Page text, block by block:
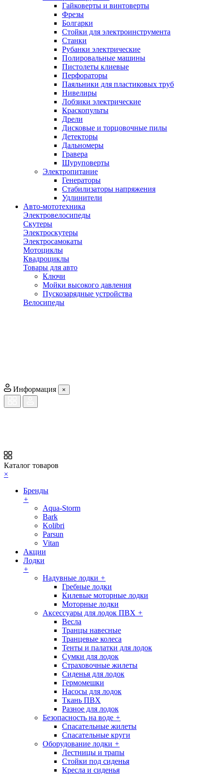
Гайковерты и винтоверты
Фрезы
Болгарки
Стойки для электроинструмента
Станки
Рубанки электрические
Полировальные машины
Пистолеты клиевые
Перфораторы
Паяльники для пластиковых труб
Нивелиры
Лобзики электрические
Краскопульты
Дрели
Дисковые и торцовочные пилы
Детекторы
Дальномеры
Гравера
Шуруповерты
Электропитание
Генераторы
Стабилизаторы напряжения
Удлинители
Авто-мототехника
Электровелосипеды
Скутеры
Электроскутеры
Электросамокаты
Мотоциклы
Квадроциклы
Товары для авто
Ключи
Мойки высокого давления
Пускозарядные устройства
Велосипеды
Информация ×
Каталог товаров
×
Бренды
+
Aqua-Storm
Bark
Kolibri
Parsun
Vitan
Акции
Лодки
+
Надувные лодки +
Гребные лодки
Килевые моторные лодки
Моторные лодки
Аксессуары для лодок ПВХ +
Весла
Транцы навесные
Транцевые колеса
Тенты и палатки для лодок
Сумки для лодок
Страховочные жилеты
Сиденья для лодок
Гермомешки
Насосы для лодок
Ткань ПВХ
Разное для лодок
Безопасность на воде +
Спасательные жилеты
Спасательные круги
Оборудование лодки +
Лестницы и трапы
Стойки под сиденья
Кресла и сиденья